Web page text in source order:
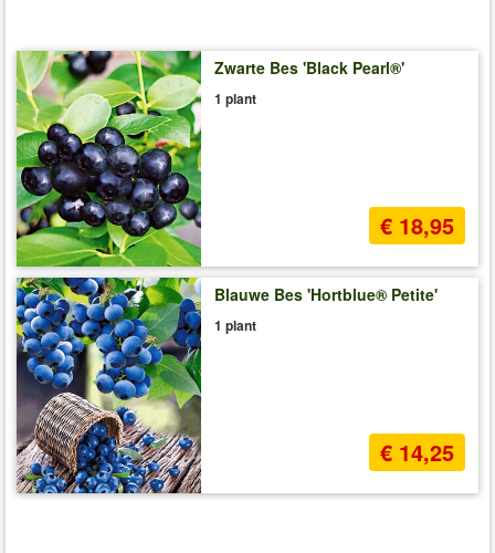
Zwarte Bes 'Black Pearl®'
1 plant
€ 18,95
Blauwe Bes 'Hortblue® Petite'
1 plant
€ 14,25